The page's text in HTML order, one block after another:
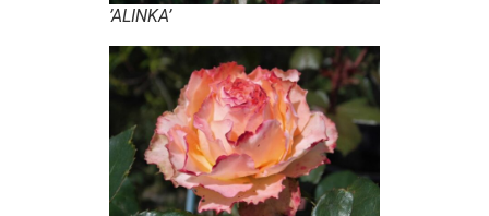
’ALINKA’